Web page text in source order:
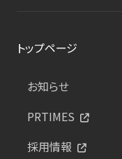
トップページ
お知らせ
PRTIMES
採用情報